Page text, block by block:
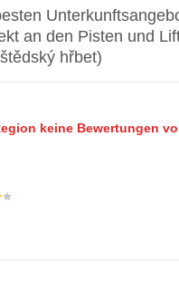
an den Pisten und
hřbet)
keine Bewertungen